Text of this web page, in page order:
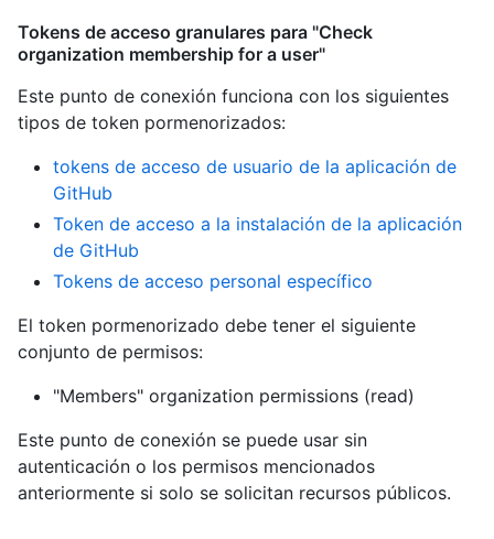
Tokens de acceso granulares para "Check
organization membership for a user"
Este punto de conexión funciona con los siguientes
tipos de token pormenorizados:
tokens de acceso de usuario de la aplicación de
GitHub
Token de acceso a la instalación de la aplicación
de GitHub
Tokens de acceso personal específico
El token pormenorizado debe tener el siguiente
conjunto de permisos:
"Members" organization permissions (read)
Este punto de conexión se puede usar sin
autenticación o los permisos mencionados
anteriormente si solo se solicitan recursos públicos.